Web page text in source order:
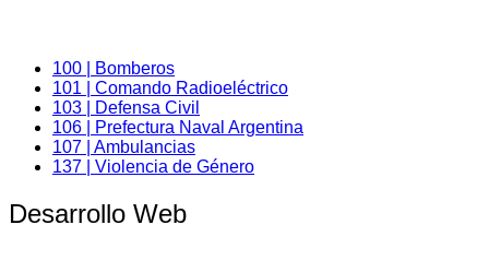
100 | Bomberos
101 | Comando Radioeléctrico
103 | Defensa Civil
106 | Prefectura Naval Argentina
107 | Ambulancias
137 | Violencia de Género
Desarrollo Web